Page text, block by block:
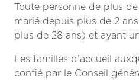
Toute personne de plus
marié depuis plus de 2
plus de 28 ans) et ayant
Les familles d’accueil
confié par le Conseil